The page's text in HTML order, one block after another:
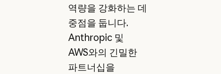
역량을 강화하는 데
중점을 둡니다.
Anthropic 및
AWS와의 긴밀한
파트너십을